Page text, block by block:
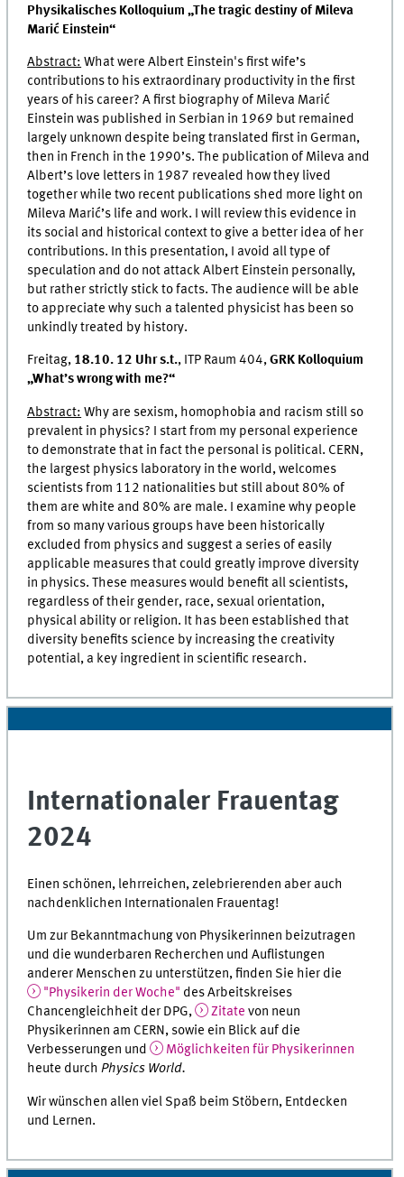
Physikalisches Kolloquium „The tragic destiny of Mileva
Marić Einstein“
Abstract: What were Albert Einstein's first wife’s
contributions to his extraordinary productivity in the first
years of his career? A first biography of Mileva Marić
Einstein was published in Serbian in 1969 but remained
largely unknown despite being translated first in German,
then in French in the 1990’s. The publication of Mileva and
Albert’s love letters in 1987 revealed how they lived
together while two recent publications shed more light on
Mileva Marić’s life and work. I will review this evidence in
its social and historical context to give a better idea of her
contributions. In this presentation, I avoid all type of
speculation and do not attack Albert Einstein personally,
but rather strictly stick to facts. The audience will be able
to appreciate why such a talented physicist has been so
unkindly treated by history.
Freitag, 18.10. 12 Uhr s.t., ITP Raum 404,GRK Kolloquium
„What’s wrong with me?“
Abstract: Why are sexism, homophobia and racism still so
prevalent in physics? I start from my personal experience
to demonstrate that in fact the personal is political. CERN,
the largest physics laboratory in the world, welcomes
scientists from 112 nationalities but still about 80% of
them are white and 80% are male. I examine why people
from so many various groups have been historically
excluded from physics and suggest a series of easily
applicable measures that could greatly improve diversity
in physics. These measures would benefit all scientists,
regardless of their gender, race, sexual orientation,
physical ability or religion. It has been established that
diversity benefits science by increasing the creativity
potential, a key ingredient in scientific research.
Internationaler Frauentag
2024
Einen schönen, lehrreichen, zelebrierenden aber auch
nachdenklichen Internationalen Frauentag!
Um zur Bekanntmachung von Physikerinnen beizutragen
und die wunderbaren Recherchen und Auflistungen
anderer Menschen zu unterstützen, finden Sie hier die
"Physikerin der Woche" des Arbeitskreises
Chancengleichheit der DPG,
Zitate von neun
Physikerinnen am CERN, sowie ein Blick auf die
Verbesserungen und
Möglichkeiten für Physikerinnen
heute durchPhysics World.
Wir wünschen allen viel Spaß beim Stöbern, Entdecken
und Lernen.